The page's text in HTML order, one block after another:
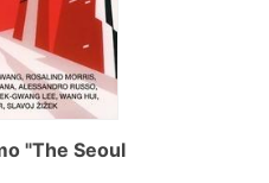
"The Seoul